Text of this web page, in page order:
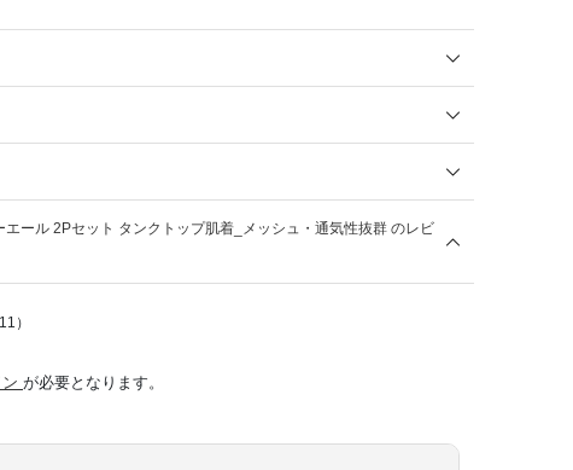
ール 2Pセット タンクトップ肌着_メッシュ・通気性抜群 のレビ
）
が必要となります。